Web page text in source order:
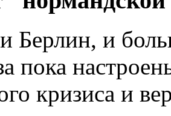
Берлин, и
пока
кризиса и